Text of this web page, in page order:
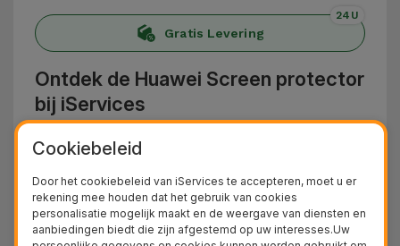
Gratis Levering
24U
Ontdek de Huawei Screen protector
bij iServices
Bescherm uw Huawei-telefoon met de Huawei
gemaakt van gehard glas en bieden
bescherming tegen krassen, stoten en andere
Cookiebeleid
Door het cookiebeleid van iServices te accepteren, moet u er
rekening mee houden dat het gebruik van cookies
personalisatie mogelijk maakt en de weergave van diensten en
aanbiedingen biedt die zijn afgestemd op uw interesses.Uw